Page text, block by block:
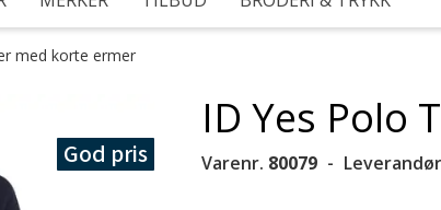
med korte ermer
God pris
ID Yes Polo
Varenr. 80079